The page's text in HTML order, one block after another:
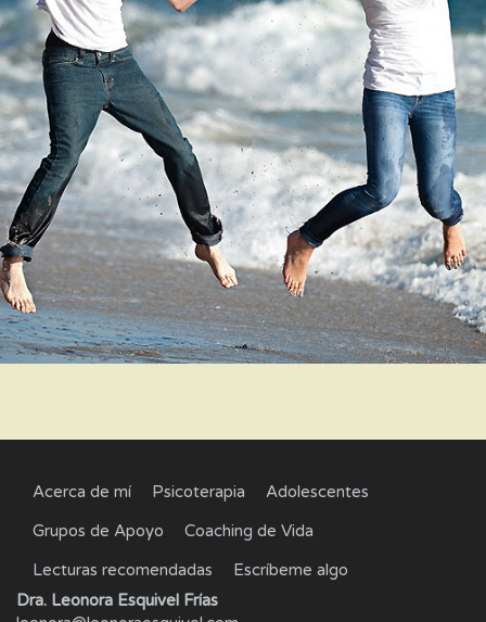
Acerca de mí Psicoterapia
Adolescentes
Grupos de Apoyo
Coaching de Vida
Lecturas recomendadas
Escríbeme algo
Dra. Leonora Esquivel Frías